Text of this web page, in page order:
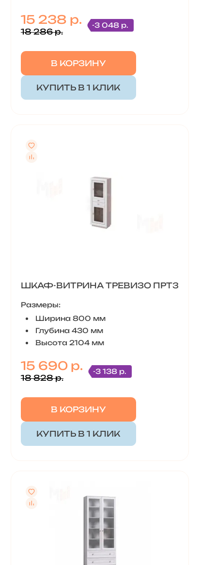
15 238 р.
18 286 р.
-3 048 р.
В КОРЗИНУ
КУПИТЬ В 1 КЛИК
ШКАФ-ВИТРИНА ТРЕВИЗО ПРТ3
Размеры:
Ширина 800 мм
Глубина 430 мм
Высота 2104 мм
15 690 р.
18 828 р.
-3 138 р.
В КОРЗИНУ
КУПИТЬ В 1 КЛИК